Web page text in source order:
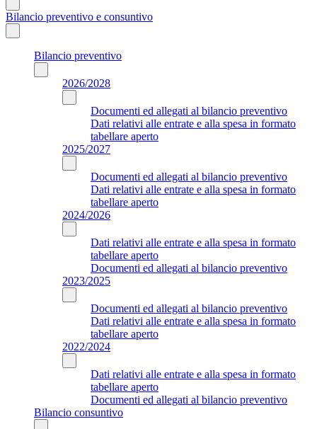
Bilancio preventivo e consuntivo
Bilancio preventivo
2026/2028
Documenti ed allegati al bilancio preventivo
Dati relativi alle entrate e alla spesa in formato
tabellare aperto
2025/2027
Documenti ed allegati al bilancio preventivo
Dati relativi alle entrate e alla spesa in formato
tabellare aperto
2024/2026
Dati relativi alle entrate e alla spesa in formato
tabellare aperto
Documenti ed allegati al bilancio preventivo
2023/2025
Documenti ed allegati al bilancio preventivo
Dati relativi alle entrate e alla spesa in formato
tabellare aperto
2022/2024
Dati relativi alle entrate e alla spesa in formato
tabellare aperto
Documenti ed allegati al bilancio preventivo
Bilancio consuntivo